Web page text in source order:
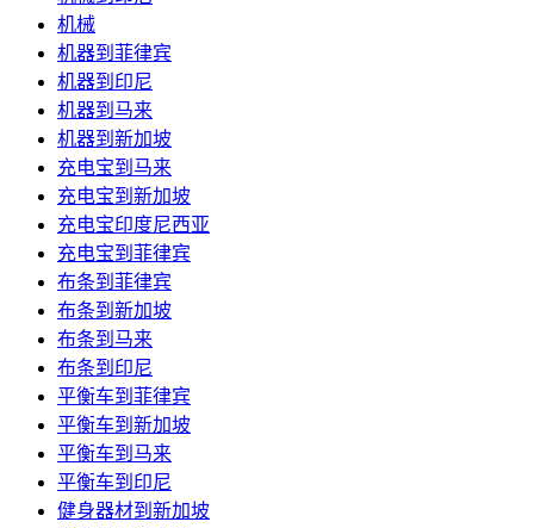
机械
机器到菲律宾
机器到印尼
机器到马来
机器到新加坡
充电宝到马来
充电宝到新加坡
充电宝印度尼西亚
充电宝到菲律宾
布条到菲律宾
布条到新加坡
布条到马来
布条到印尼
平衡车到菲律宾
平衡车到新加坡
平衡车到马来
平衡车到印尼
健身器材到新加坡